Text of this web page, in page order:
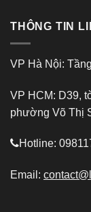
THÔNG TIN
VP Hà Nội:
VP HCM: D39,
phường Võ Thị
Hotline:
Email: